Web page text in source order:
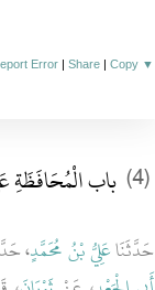
Error |Share |Copy ▼
(4) باب الْمُحَافَظَةِ
حَدَّثَنَاعَلِيُّ بْنُ مُحَمَّدٍ،